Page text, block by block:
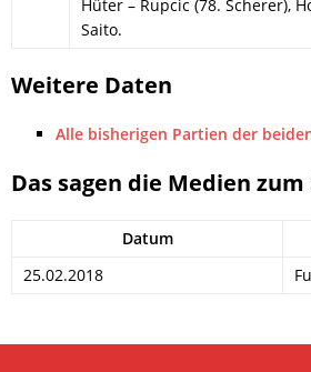
Hüter – Rupcic (78. Scherer),
Saito.
Weitere Daten
Alle bisherigen Partien der
Das sagen die Medien zum
Datum
25.02.2018